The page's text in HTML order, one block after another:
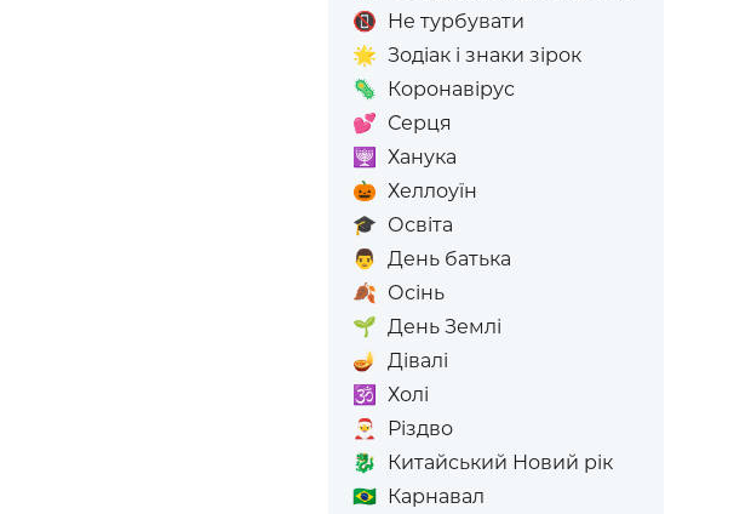
📵 Не турбувати
🌟 Зодіак і знаки зірок
🦠 Коронавірус
💕 Серця
🕎
Ханука
🎃 Хеллоуїн
🎓 Освіта
👨 День батька
🍂 Осінь
🌱 День Землі
🪔 Дівалі
🕉️
Холі
🎅
Різдво
🐉
Китайський Новий рік
🇧🇷 Карнавал